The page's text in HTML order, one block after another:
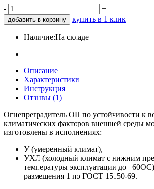
- +
добавить в корзину купить в 1 клик
Наличие:На складе
Описание
Характеристики
Инструкция
Отзывы (1)
Огнепреградитель ОП по устойчивости к
климатических факторов внешней среды
изготовлены в исполнениях:
У (умеренный климат),
УХЛ (холодный климат с нижним
температуры эксплуатации до
размещения 1 по ГОСТ 15150-69.